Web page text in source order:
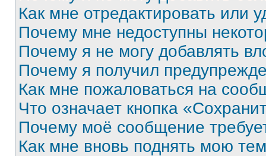
Как мне отредактировать или
Почему мне недоступны
Почему я не могу добавлять
Почему я получил
Как мне пожаловаться на
Что означает кнопка
Почему моё сообщение
Как мне вновь поднять мою